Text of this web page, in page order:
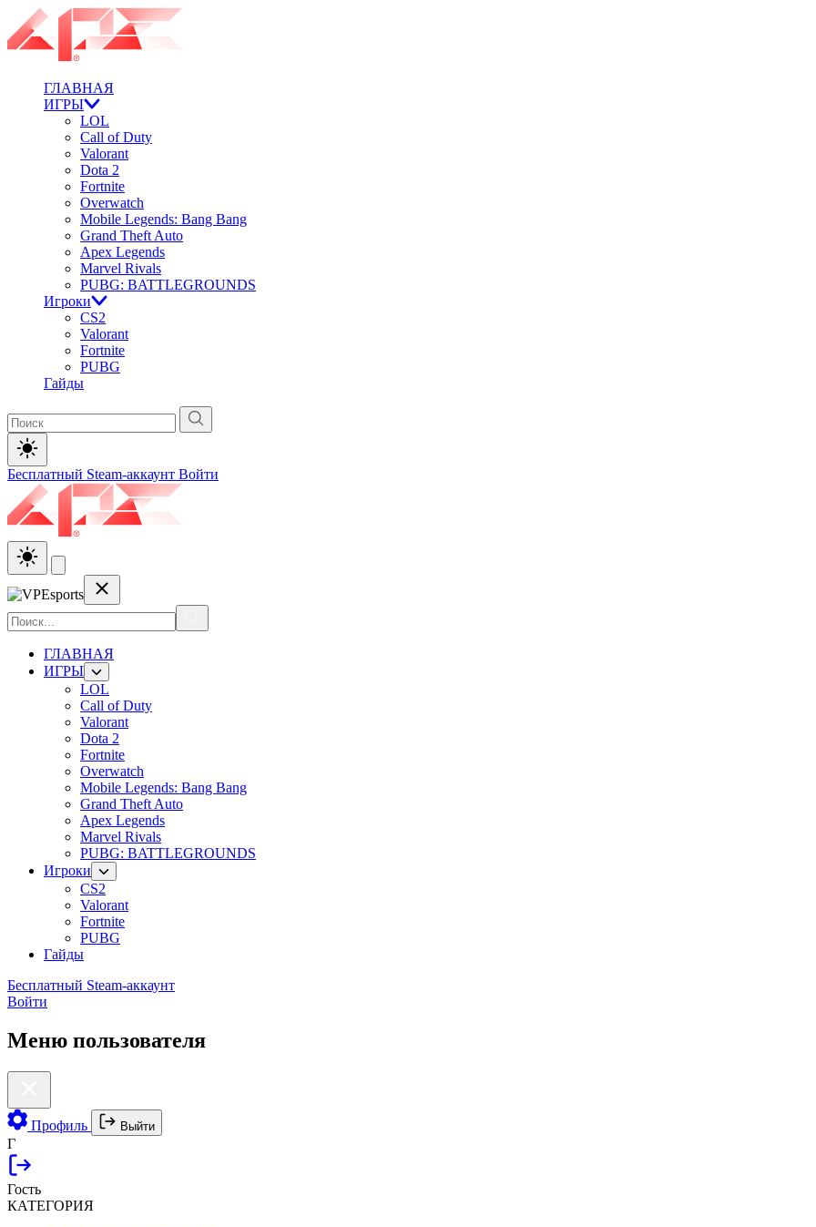
ГЛАВНАЯ
ИГРЫ
LOL
Call of Duty
Valorant
Dota 2
Fortnite
Overwatch
Mobile Legends: Bang Bang
Grand Theft Auto
Apex Legends
Marvel Rivals
PUBG: BATTLEGROUNDS
Игроки
CS2
Valorant
Fortnite
PUBG
Гайды
Бесплатный Steam-аккаунт Войти
ГЛАВНАЯ
ИГРЫ
LOL
Call of Duty
Valorant
Dota 2
Fortnite
Overwatch
Mobile Legends: Bang Bang
Grand Theft Auto
Apex Legends
Marvel Rivals
PUBG: BATTLEGROUNDS
Игроки
CS2
Valorant
Fortnite
PUBG
Гайды
Бесплатный Steam-аккаунт
Войти
Меню пользователя
Профиль Выйти
Г
Гость
КАТЕГОРИЯ